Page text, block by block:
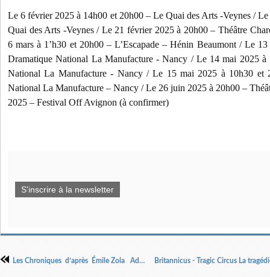
Le 6 février 2025 à 14h00 et 20h00 – Le Quai des Arts -Veynes /Le
Quai des Arts -Veynes / Le 21 février 2025 à 20h00 – Théâtre
6 mars à 1’h30 et 20h00 – L’Escapade – Hénin Beaumont / Le 13
Dramatique National La Manufacture - Nancy / Le 14 mai 2025 à
National La Manufacture - Nancy /Le 15 mai 2025 à 10h30 et
National La Manufacture – Nancy /Le 26 juin 2025 à 20h00 –
2025 – Festival Off Avignon (à confirmer)
S'inscrire à la newsletter
Les Chroniques d’après Émile Zola Adaptation et mise en scène Éric Charon